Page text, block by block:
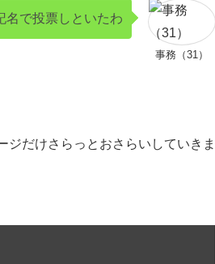
事務（31）
名で投票しといたわ
だけさらっとおさらいしていきま